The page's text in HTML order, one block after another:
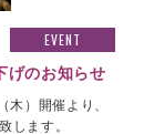
EVENT
げのお知らせ
木）開催より、
します。